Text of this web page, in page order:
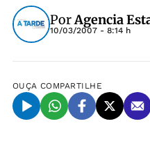
PorAgencia
10/03/2007 - 8:14 h
OUÇA COMPARTILHE